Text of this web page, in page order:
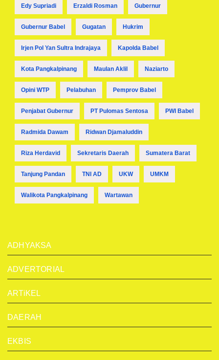
Edy Supriadi Erzaldi Rosman Gubernur
Gubernur Babel Gugatan Hukrim
Irjen Pol Yan Sultra Indrajaya Kapolda Babel
Kota Pangkalpinang Maulan Aklil Naziarto
Opini WTP Pelabuhan Pemprov Babel
Penjabat Gubernur PT Pulomas Sentosa PWI Babel
Radmida Dawam Ridwan Djamaluddin
Riza Herdavid Sekretaris Daerah Sumatera Barat
Tanjung Pandan TNI AD UKW UMKM
Walikota Pangkalpinang Wartawan
ADHYAKSA
ADVERTORIAL
ARTiKEL
DAERAH
EKBIS